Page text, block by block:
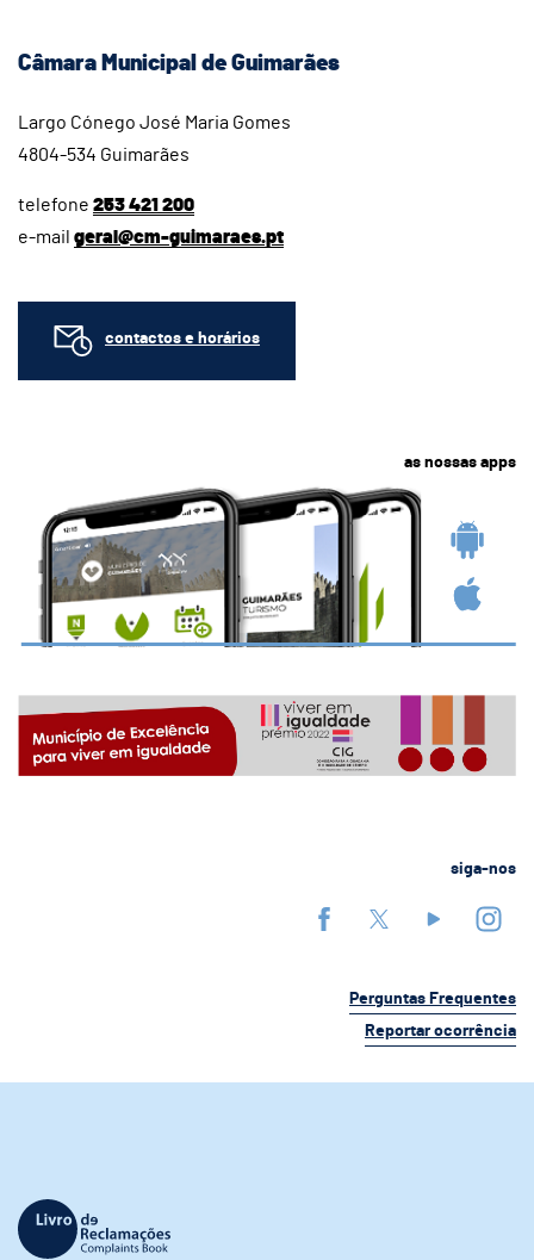
Câmara Municipal de Guimarães
Largo Cónego José Maria Gomes
4804-534 Guimarães
telefone 253 421 200
e-mail geral@cm-guimaraes.pt
contactos e horários
as nossas apps
siga-nos
Perguntas Frequentes
Reportar ocorrência